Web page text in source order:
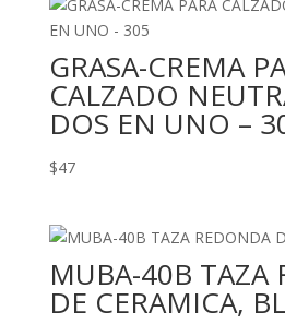
GRASA-CREMA
CALZADO
DOS EN UNO –
$47
MUBA-40B TAZA
DE CERAMICA,